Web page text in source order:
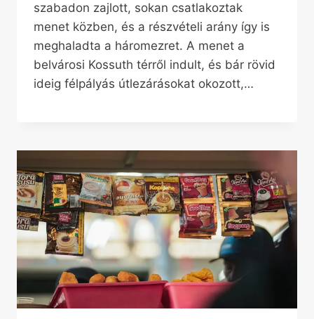
szabadon zajlott, sokan csatlakoztak
menet közben, és a részvételi arány így is
meghaladta a háromezret. A menet a
belvárosi Kossuth térről indult, és bár rövid
ideig félpályás útlezárásokat okozott,…